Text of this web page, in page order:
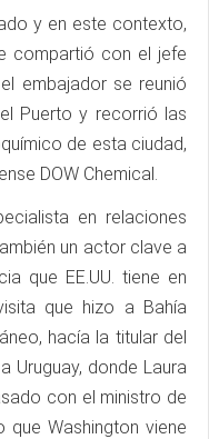
y en este contexto,
compartió con el jefe
embajador se reunió
Puerto y recorrió las
de esta ciudad,
DOW Chemical.
en relaciones
un actor clave a
que EE.UU. tiene en
que hizo a Bahía
hacía la titular del
Uruguay, donde Laura
con el ministro de
que Washington viene